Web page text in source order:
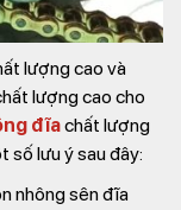
lượng cao và
lượng cao cho
đĩachất lượng
số lưu ý sau đây:
nhông sên đĩa